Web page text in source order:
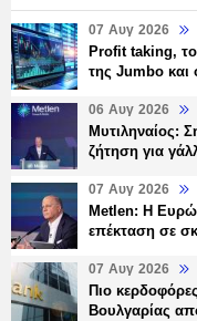
07 Αυγ 2026
Profit taking,
της Jumbo και
06 Αυγ 2026
Μυτιληναίος:
ζήτηση για
07 Αυγ 2026
Metlen: Η
επέκταση σε
07 Αυγ 2026
Πιο
Βουλγαρίας